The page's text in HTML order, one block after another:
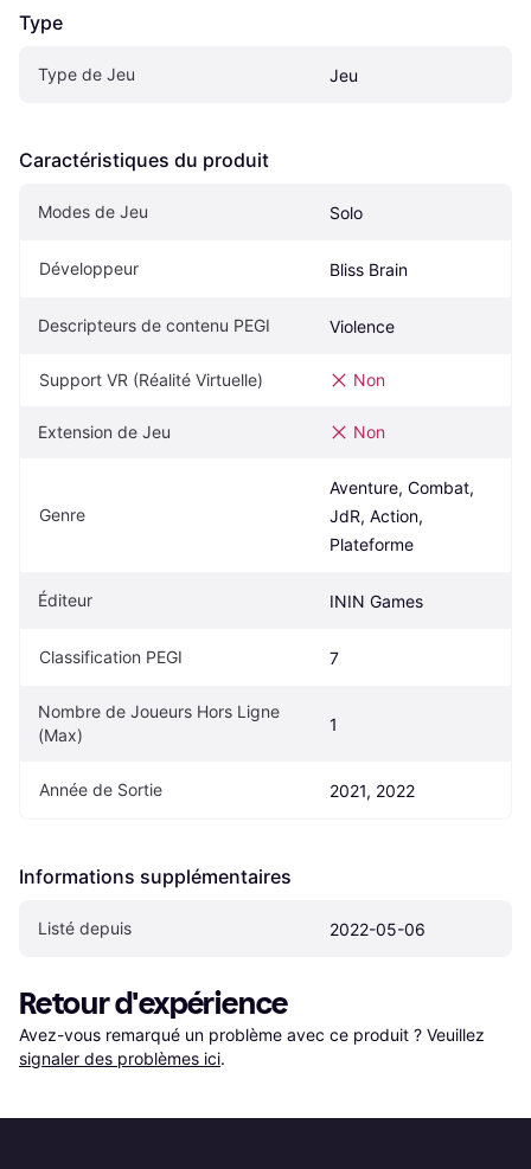
Type
Type de Jeu Jeu
Caractéristiques du produit
Modes de Jeu Solo
Développeur Bliss Brain
Descripteurs de contenu PEGI Violence
Support VR (Réalité Virtuelle) Non
Extension de Jeu Non
Genre
Aventure, Combat,
JdR, Action,
Plateforme
Éditeur ININ Games
Classification PEGI 7
Nombre de Joueurs Hors Ligne
(Max)
1
Année de Sortie 2021, 2022
Informations supplémentaires
Listé depuis 2022-05-06
Retour d'expérience
Avez-vous remarqué un problème avec ce produit ? Veuillez
signaler des problèmes ici.